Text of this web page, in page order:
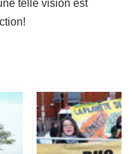
telle vision est